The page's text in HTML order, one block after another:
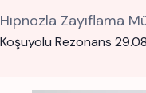
Hipnozla Zayıflama
Koşuyolu Rezonans